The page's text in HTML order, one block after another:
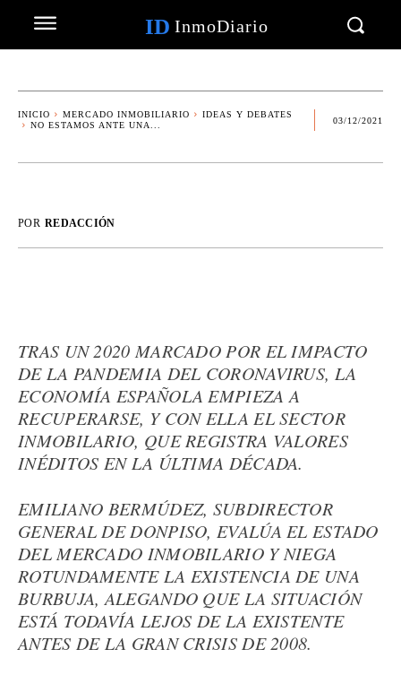
ID InmoDiario
INICIO MERCADO INMOBILIARIO
IDEAS Y DEBATES
NO ESTAMOS ANTE UNA...
03/12/2021
POR REDACCIÓN
TRAS UN 2020 MARCADO POR EL IMPACTO
DE LA PANDEMIA DEL CORONAVIRUS, LA
ECONOMÍA ESPAÑOLA EMPIEZA A
RECUPERARSE, Y CON ELLA EL SECTOR
INMOBILARIO, QUE REGISTRA VALORES
INÉDITOS EN LA ÚLTIMA DÉCADA.
EMILIANO BERMÚDEZ, SUBDIRECTOR
GENERAL DE DONPISO, EVALÚA EL ESTADO
DEL MERCADO INMOBILARIO Y NIEGA
ROTUNDAMENTE LA EXISTENCIA DE UNA
BURBUJA, ALEGANDO QUE LA SITUACIÓN
ESTÁ TODAVÍA LEJOS DE LA EXISTENTE
ANTES DE LA GRAN CRISIS DE 2008.